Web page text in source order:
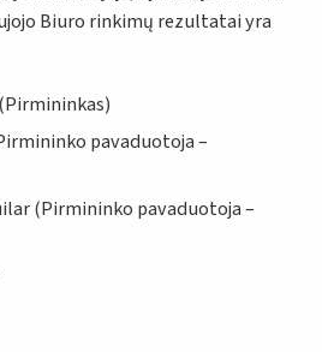
Biuro rinkimų rezultatai yra
pavaduotoja –
(Pirmininko pavaduotoja –